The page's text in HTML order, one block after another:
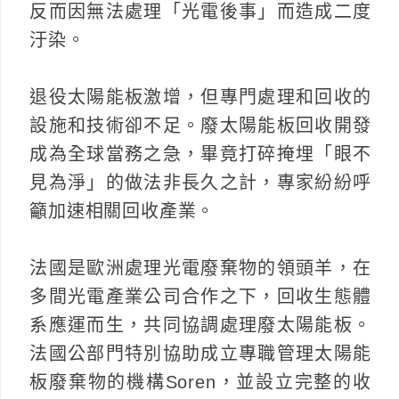
反而因無法處理「光電後事」而造成二度
汙染。
退役太陽能板激增，但專門處理和回收的
設施和技術卻不足。廢太陽能板回收開發
成為全球當務之急，畢竟打碎掩埋「眼不
見為淨」的做法非長久之計，專家紛紛呼
籲加速相關回收產業。
法國是歐洲處理光電廢棄物的領頭羊，在
多間光電產業公司合作之下，回收生態體
系應運而生，共同協調處理廢太陽能板。
法國公部門特別協助成立專職管理太陽能
板廢棄物的機構Soren，並設立完整的收